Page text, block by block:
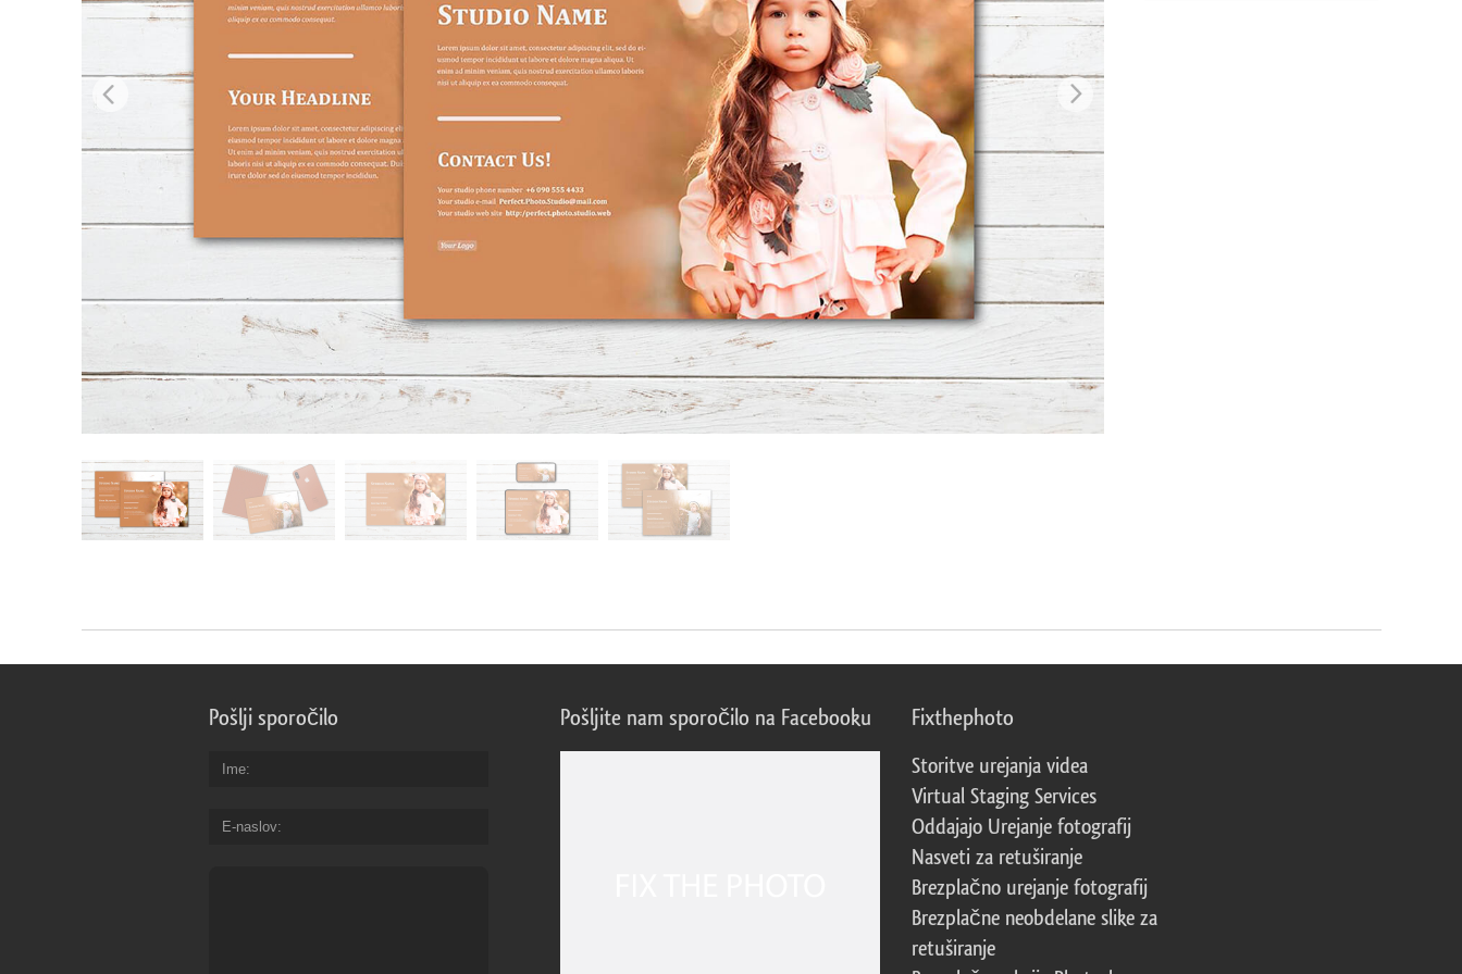
Urejanje fotografij izdelka Urejanje fotografij nakita Podatki za usposabljanje AI Video Editing Services
Pošlji sporočilo
Ime
E-naslov
Pošljite nam sporočilo na Facebooku Fixthephoto
Storitve urejanja videa
Virtual Staging Services
Oddajajo Urejanje fotografij
Nasveti za retuširanje
Brezplačno urejanje fotografij
Brezplačne neobdelane slike za
retuširanje